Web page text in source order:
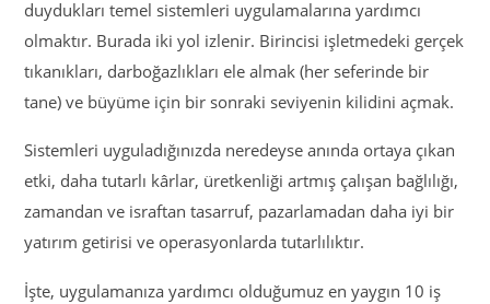
duydukları temel sistemleri uygulamalarına yardımcı
olmaktır. Burada iki yol izlenir. Birincisi işletmedeki gerçek
tıkanıkları, darboğazlıkları ele almak (her seferinde bir
tane) ve büyüme için bir sonraki seviyenin kilidini açmak.
Sistemleri uyguladığınızda neredeyse anında ortaya çıkan
etki, daha tutarlı kârlar, üretkenliği artmış çalışan bağlılığı,
zamandan ve israftan tasarruf, pazarlamadan daha iyi bir
yatırım getirisi ve operasyonlarda tutarlılıktır.
İşte, uygulamanıza yardımcı olduğumuz en yaygın 10 iş